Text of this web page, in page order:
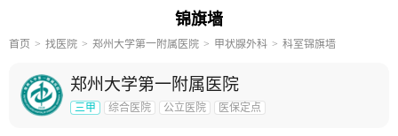
锦旗墙
首页 找医院 郑州大学第一附属医院 甲状腺外科 科室锦旗墙
郑州大学第一附属医院
三甲 综合医院 公立医院 医保定点